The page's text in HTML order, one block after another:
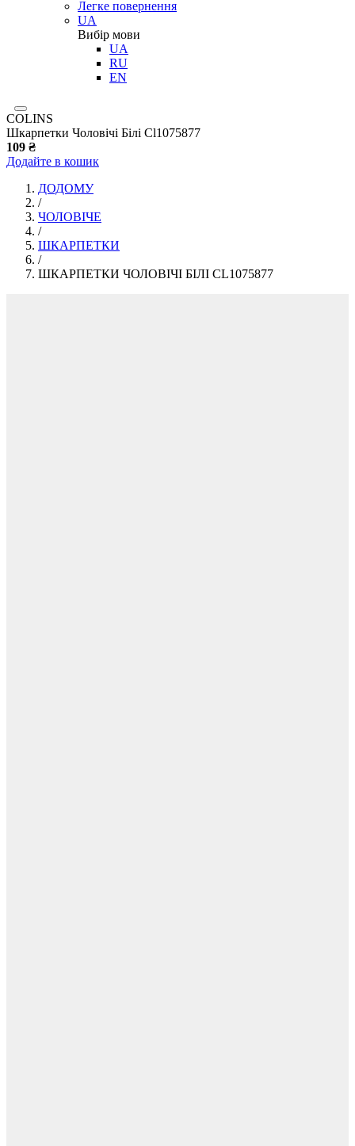
Легке повернення
UA
Вибір мови
UA
RU
EN
COLINS
Шкарпетки Чоловічі Білі Cl1075877
109 ₴
Додайте в кошик
ДОДОМУ
/
ЧОЛОВІЧЕ
/
ШКАРПЕТКИ
/
ШКАРПЕТКИ ЧОЛОВІЧІ БІЛІ CL1075877